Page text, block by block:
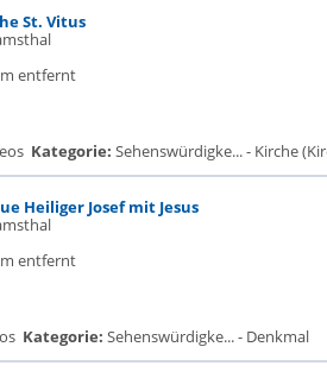
St. Vitus
entfernt
Kategorie: Sehenswürdigke... - Kirche
Heiliger Josef mit Jesus
entfernt
Kategorie: Sehenswürdigke... - Denkmal